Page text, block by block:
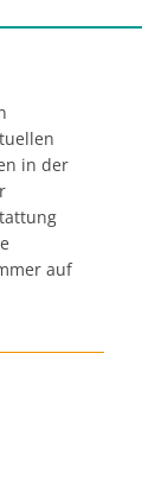
in der
auf